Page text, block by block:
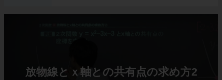
放物線とｘ軸との共有点の求め方2